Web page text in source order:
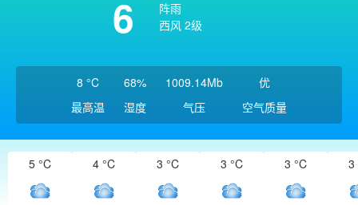
6
阵雨
西风 2级
8 °C
最高温
68%
湿度
1009.14Mb
气压
优
空气质量
5 °C 4 °C 3 °C 3 °C 3 °C 3